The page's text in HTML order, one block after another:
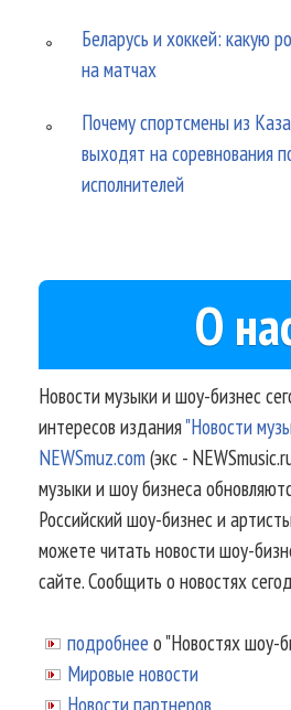
Беларусь и хоккей: какую
на матчах
Почему спортсмены из
выходят на соревнования
исполнителей
О
Новости музыки и шоу-бизнес
интересов издания"Новости
NEWSmuz.com(экс -
музыки и шоу бизнеса
Российский шоу-бизнес и
можете читать новости шоу-
сайте. Сообщить о новостях
подробнее о "Новостях шоу-
Мировые новости
Новости партнеров